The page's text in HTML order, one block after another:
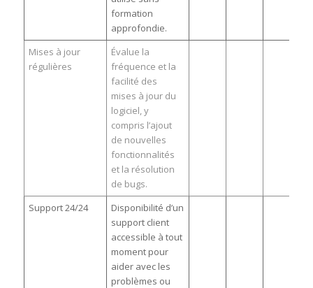
formation
approfondie.
Mises à jour
régulières
Évalue la
fréquence et la
facilité des
mises à jour du
logiciel, y
compris l’ajout
de nouvelles
fonctionnalités
et la résolution
de bugs.
Support 24/24
Disponibilité d’un
support client
accessible à tout
moment pour
aider avec les
problèmes ou